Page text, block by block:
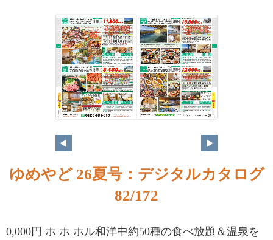
ゆめやど 26夏号：デジタルカタログ
82/172
0,000円 ホ ホ ホル和洋中約50種の食べ放題＆温泉を